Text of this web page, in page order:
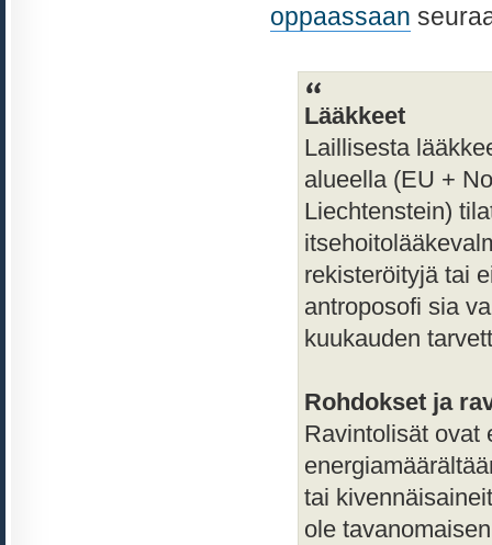
oppaassaan
Lääkkeet
Laillisesta
alueella (EU +
Liechtenstein)
rekisteröityjä tai
antroposofi sia
kuukauden
Rohdokset ja
Ravintolisät ovat
tai
ole